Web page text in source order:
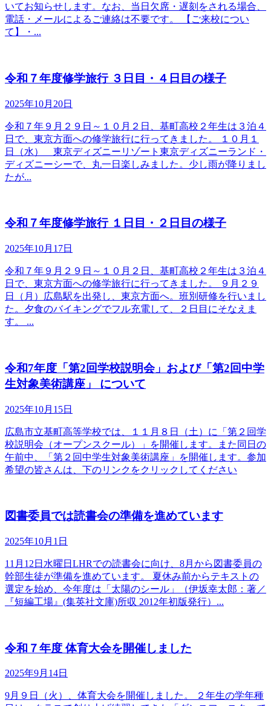
いてお知らせします。なお、当日欠席・遅刻をされる場合、
電話・メールによるご連絡は不要です。 【ご来校につい
て】・...
令和７年度修学旅行 ３日目・４日目の様子
2025年10月20日
令和７年９月２９日～１０月２日、基町高校２年生は３泊４
日で、東京方面への修学旅行に行ってきました。 １０月１
日（水） 東京ディズニーリゾート東京ディズニーランド・
ディズニーシーで、丸一日楽しみました。少し雨が降りまし
たが...
令和７年度修学旅行 １日目・２日目の様子
2025年10月17日
令和７年９月２９日～１０月２日、基町高校２年生は３泊４
日で、東京方面への修学旅行に行ってきました。 ９月２９
日（月）広島駅を出発し、東京方面へ。班別研修を行いまし
た。夕食のバイキングでフル充電して、２日目にそなえま
す。 ...
令和7年度「第2回学校説明会」および「第2回中学
生対象美術講座」 について
2025年10月15日
広島市立基町高等学校では、１１月８日（土）に「第２回学
校説明会（オープンスクール）」を開催します。また同日の
午前中、「第２回中学生対象美術講座」を開催します。参加
希望の皆さんは、下のリンクをクリックしてください
図書委員では読書会の準備を進めています
2025年10月1日
11月12日水曜日LHRでの読書会に向け、8月から図書委員の
幹部生徒が準備を進めています。 夏休み前からテキストの
選定を始め、今年度は「太陽のシール」（伊坂幸太郎：著／
『短編工場』(集英社文庫)所収 2012年初版発行）...
令和７年度 体育大会を開催しました
2025年9月14日
9月９日（火）、体育大会を開催しました。 ２年生の学年種